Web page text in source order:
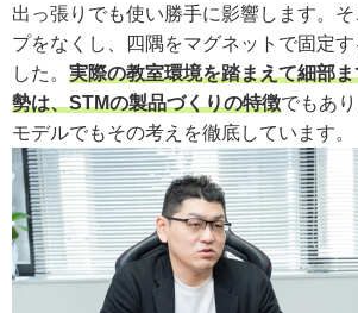
出っ張りでも使い勝手に影響します。
プをなくし、四隅をマグネットで固定
した。 実際の教室環境を踏まえて細部
勢は、STMの製品づくりの特徴でもあ
モデルでもその考えを徹底しています。